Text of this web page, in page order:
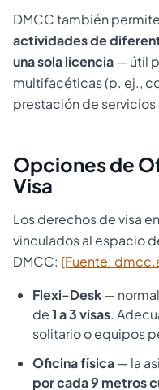
DMCC también
actividades de
una sola licencia— útil
multifacéticas (p. ej.,
prestación de
Opciones de
Visa
Los derechos de visa
vinculados al espacio
DMCC: [Fuente:
Flexi-Desk—
de1 a 3 visas.
solitario o equipos
Oficina física— la
por cada 9 metros